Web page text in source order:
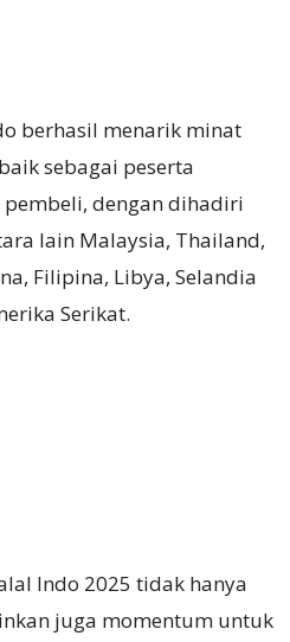
berhasil menarik minat
sebagai peserta
dengan dihadiri
lain Malaysia, Thailand,
Filipina, Libya, Selandia
Serikat.
Indo 2025 tidak hanya
juga momentum untuk